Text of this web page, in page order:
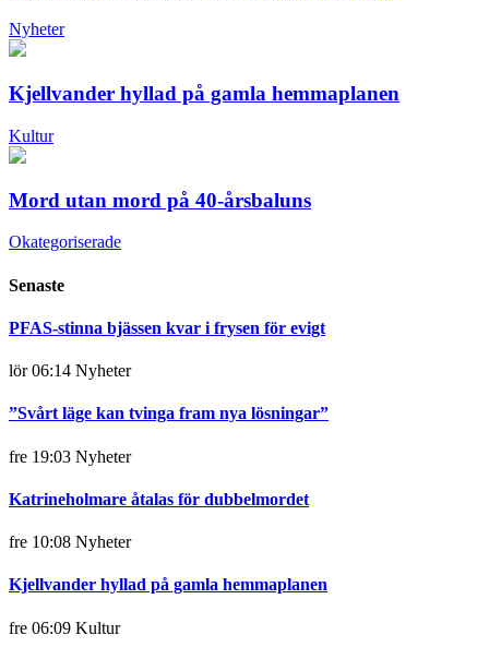
Nyheter
Kjellvander hyllad på gamla hemmaplanen
Kultur
Mord utan mord på 40-årsbaluns
Okategoriserade
Senaste
PFAS-stinna bjässen kvar i frysen för evigt
lör 06:14 Nyheter
”Svårt läge kan tvinga fram nya lösningar”
fre 19:03 Nyheter
Katrineholmare åtalas för dubbelmordet
fre 10:08 Nyheter
Kjellvander hyllad på gamla hemmaplanen
fre 06:09 Kultur